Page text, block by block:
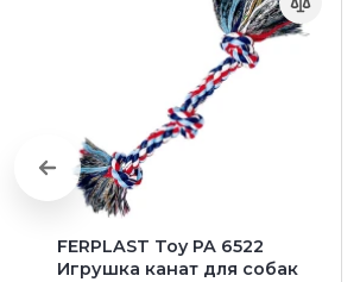
FERPLAST Toy PA 6522
Игрушка канат для собак